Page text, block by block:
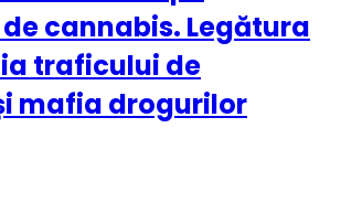
cannabis. Legătura
traficului de
mafia drogurilor